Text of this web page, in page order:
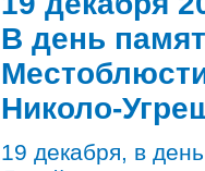
В день
Николо-
19 декабря, в